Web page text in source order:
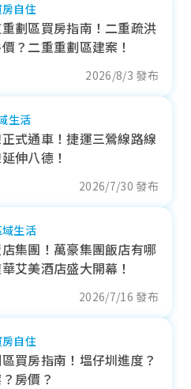
房自住
劃區買房指南！二重疏洪
？二重重劃區建案！
2026/8/3 發布
生活
式通車！捷運三鶯線路線
伸八德！
2026/7/30 發布
域生活
集團！萬豪集團飯店有哪
艾美酒店盛大開幕！
2026/7/16 發布
房自住
買房指南！塭仔圳進度？
房價？